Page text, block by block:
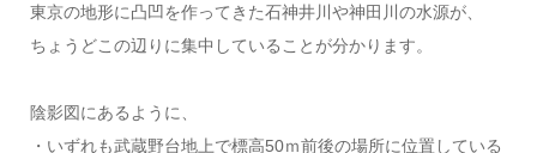
東京の地形に凸凹を作ってきた石神井川や神田川の水源が、
ちょうどこの辺りに集中していることが分かります。
陰影図にあるように、
・いずれも武蔵野台地上で標高50ｍ前後の場所に位置している